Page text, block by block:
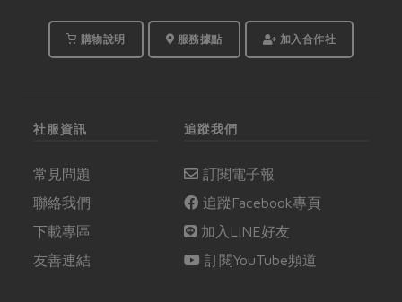
購物說明 服務據點 加入合作社
社服資訊
常見問題
聯絡我們
下載專區
友善連結
追蹤我們
訂閱電子報
追蹤Facebook專頁
加入LINE好友
訂閱YouTube頻道